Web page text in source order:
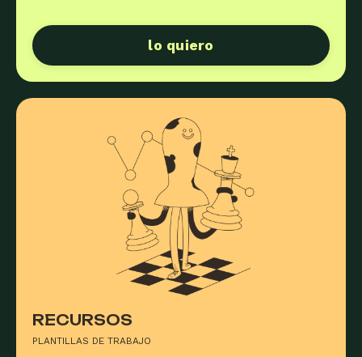
lo quiero
RECURSOS
PLANTILLAS DE TRABAJO